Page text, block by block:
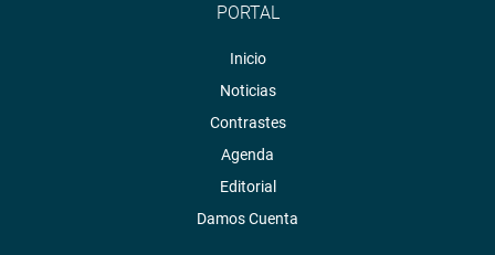
PORTAL
Inicio
Noticias
Contrastes
Agenda
Editorial
Damos Cuenta